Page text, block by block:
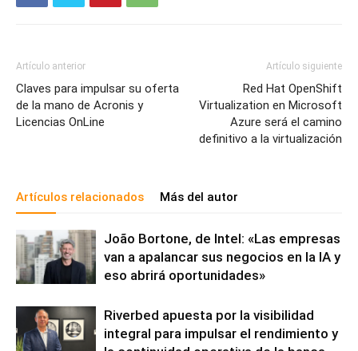
Artículo anterior
Claves para impulsar su oferta
de la mano de Acronis y
Licencias OnLine
Artículo siguiente
Red Hat OpenShift
Virtualization en Microsoft
Azure será el camino
definitivo a la virtualización
Artículos relacionados Más del autor
João Bortone, de Intel: «Las empresas
van a apalancar sus negocios en la IA y
eso abrirá oportunidades»
Riverbed apuesta por la visibilidad
integral para impulsar el rendimiento y